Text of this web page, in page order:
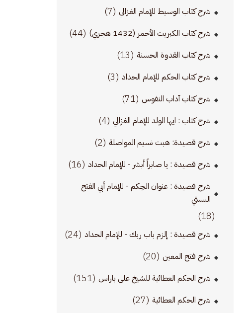
شرح كتاب الوسيط للإمام الغزالي (7)
شرح كتاب الكبريت الأحمر (1432 هجري) (44)
شرح كتاب القدوة الحسنة (13)
شرح كتاب الحكم للإمام الحداد (3)
شرح كتاب آداب النفوس (71)
شرح كتاب : ايها الولد للإمام الغزالي (4)
شرح قصيدة: هبت نسيم المواصلة (2)
شرح قصيدة : يا صابراً أبشر - للإمام الحداد (16)
شرح قصيدة : عنوان الحِكم - للإمام أبي الفتح
البستي
(18)
شرح قصيدة : إلزم باب ربك - للإمام الحداد (24)
شرح فتح المعين (20)
شرح الحكم العطائية للشيخ علي باراس (151)
شرح الحكم العطائية (27)